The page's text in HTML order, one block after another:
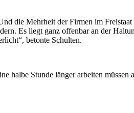
die Mehrheit der Firmen im
Es liegt ganz offenbar an der
betonte Schulten.
halbe Stunde länger arbeiten